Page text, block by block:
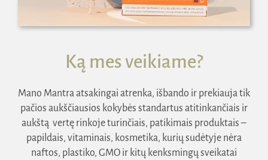
Ką mes veikiame?
Mano Mantra atsakingai atrenka, išbando ir prekiauja tik
pačios aukščiausios kokybės standartus atitinkančiais ir
aukštą vertę rinkoje turinčiais, patikimais produktais –
papildais, vitaminais, kosmetika, kurių sudėtyje nėra
naftos, plastiko, GMO ir kitų kenksmingų sveikatai